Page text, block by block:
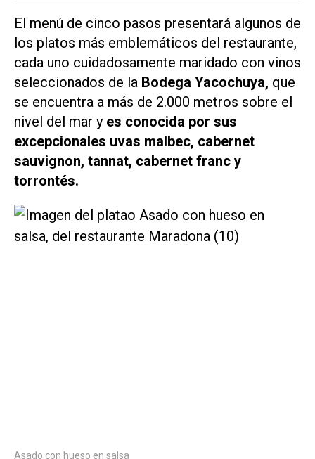
El menú de cinco pasos presentará algunos de
los platos más emblemáticos del restaurante,
cada uno cuidadosamente maridado con vinos
seleccionados de la Bodega Yacochuya, que
se encuentra a más de 2.000 metros sobre el
nivel del mar y es conocida por sus
excepcionales uvas malbec, cabernet
sauvignon, tannat, cabernet franc y
torrontés.
Asado con hueso en salsa